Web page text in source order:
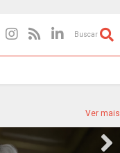
Buscar
Ver mais